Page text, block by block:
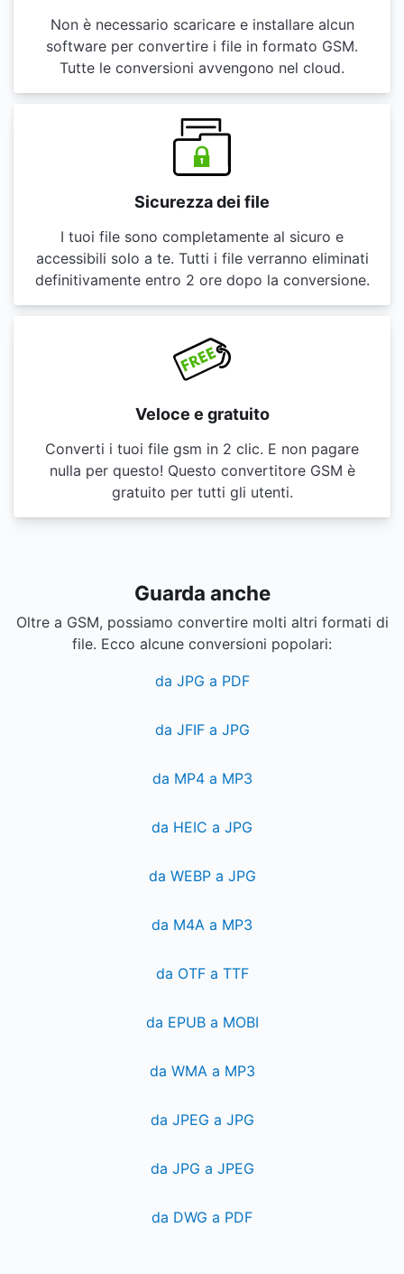
Non è necessario scaricare e installare alcun
software per convertire i file in formato GSM.
Tutte le conversioni avvengono nel cloud.
Sicurezza dei file
I tuoi file sono completamente al sicuro e
accessibili solo a te. Tutti i file verranno eliminati
definitivamente entro 2 ore dopo la conversione.
Veloce e gratuito
Converti i tuoi file gsm in 2 clic. E non pagare
nulla per questo! Questo convertitore GSM è
gratuito per tutti gli utenti.
Guarda anche
Oltre a GSM, possiamo convertire molti altri formati di
file. Ecco alcune conversioni popolari:
da JPG a PDF
da JFIF a JPG
da MP4 a MP3
da HEIC a JPG
da WEBP a JPG
da M4A a MP3
da OTF a TTF
da EPUB a MOBI
da WMA a MP3
da JPEG a JPG
da JPG a JPEG
da DWG a PDF